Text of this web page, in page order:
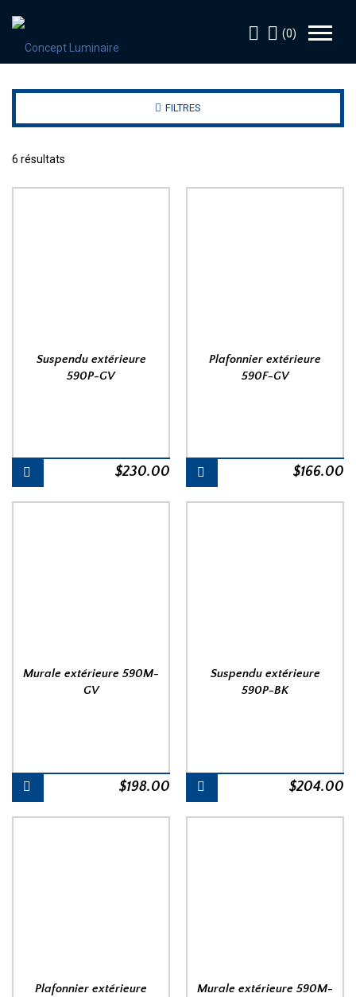
(0)
FILTRES
6 résultats
Suspendu extérieure
590P-GV
$230.00
Plafonnier extérieure
590F-GV
$166.00
Murale extérieure 590M-
GV
$198.00
Suspendu extérieure
590P-BK
$204.00
Plafonnier extérieure
Murale extérieure 590M-